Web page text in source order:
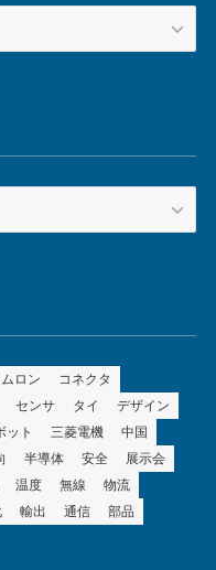
ロン
コネクタ
センサ タイ
デザイン
ット 三菱電機
中国
半導体 安全
展示会
温度 無線
物流
輸出 通信
部品